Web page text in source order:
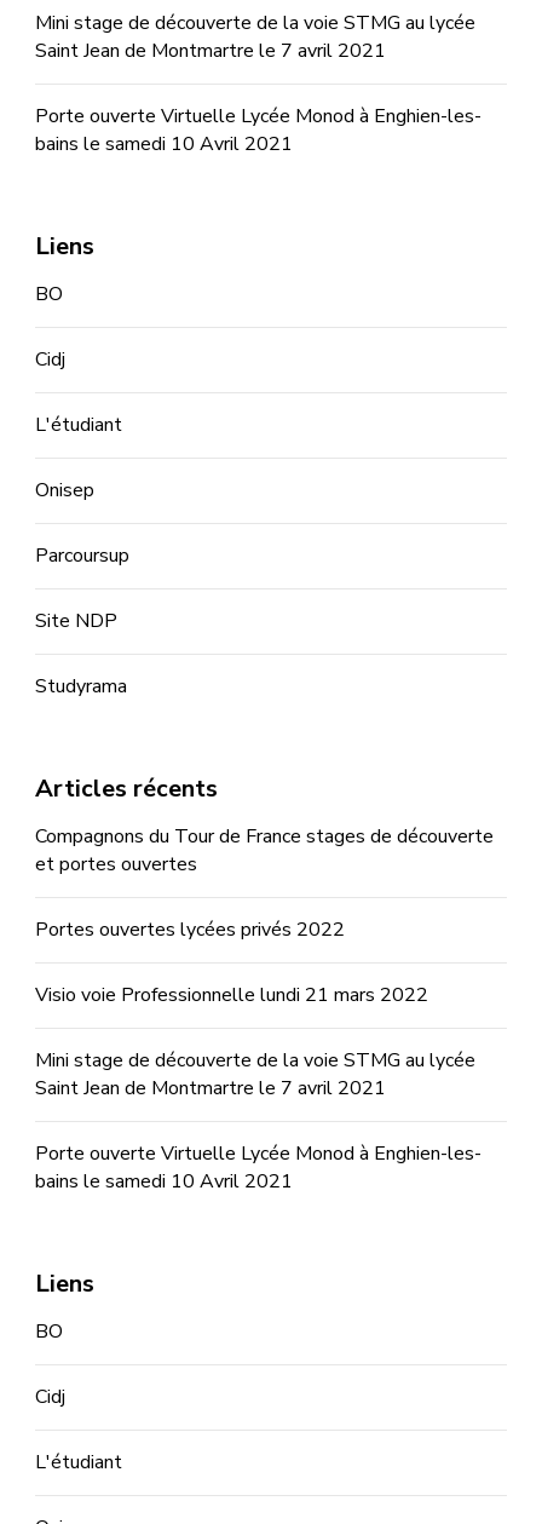
Mini stage de découverte de la voie STMG au lycée
Saint Jean de Montmartre le 7 avril 2021
Porte ouverte Virtuelle Lycée Monod à Enghien-les-
bains le samedi 10 Avril 2021
Liens
BO
Cidj
L'étudiant
Onisep
Parcoursup
Site NDP
Studyrama
Articles récents
Compagnons du Tour de France stages de découverte
et portes ouvertes
Portes ouvertes lycées privés 2022
Visio voie Professionnelle lundi 21 mars 2022
Mini stage de découverte de la voie STMG au lycée
Saint Jean de Montmartre le 7 avril 2021
Porte ouverte Virtuelle Lycée Monod à Enghien-les-
bains le samedi 10 Avril 2021
Liens
BO
Cidj
L'étudiant